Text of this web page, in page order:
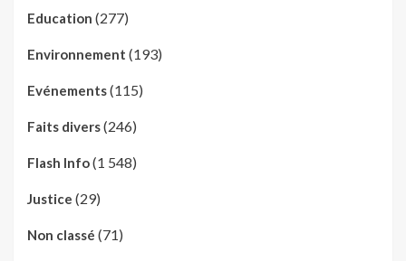
Education (277)
Environnement (193)
Evénements(115)
Faits divers(246)
Flash Info(1 548)
Justice (29)
Non classé (71)